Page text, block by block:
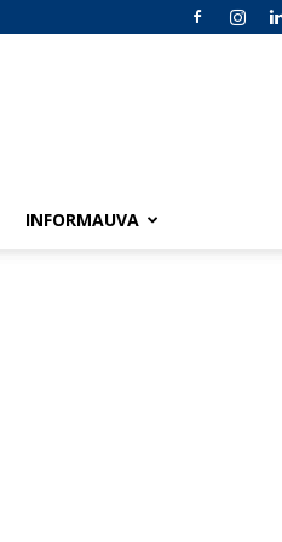
INFORMAUVA